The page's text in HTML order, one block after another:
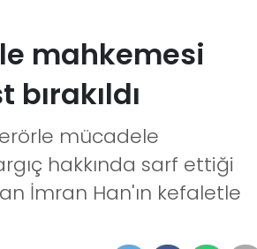
mahkemesi
mücadele
hakkında sarf ettiği
İmran Han'ın kefaletle